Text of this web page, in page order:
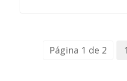
Página 1 de 2 1